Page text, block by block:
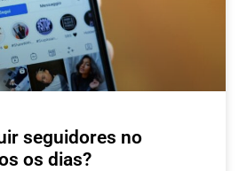
seguidores no
os dias?